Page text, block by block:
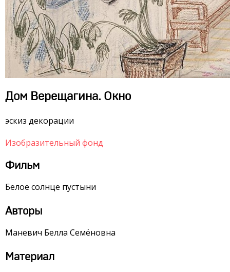
Дом Верещагина. Окно
эскиз декорации
Изобразительный фонд
Фильм
Белое солнце пустыни
Авторы
Маневич Белла Семёновна
Материал